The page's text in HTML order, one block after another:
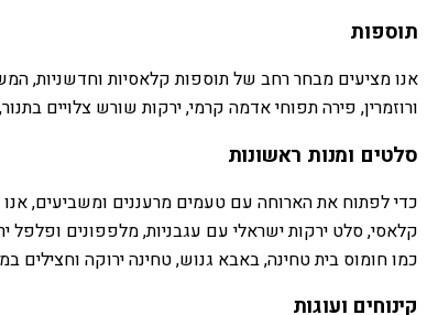
תוספות
אנו מציעים מבחר רחב של תוספות קלאסיות וחדשניות,
ורוזמרין, פירה תפוחי אדמה קרמי, ירקות שורש צלויים
סלטים ומנות ראשונות
כדי לפתוח את הארוחה עם טעמים מרעננים ומשביעים, אנו
קלאסי, סלט ירקות ישראלי עם עגבניות, מלפפונים ופלפל
כמו חומוס בית טחינה, באבא גנוש, טחינה ירוקה וחצילים
קינוחים ועוגות